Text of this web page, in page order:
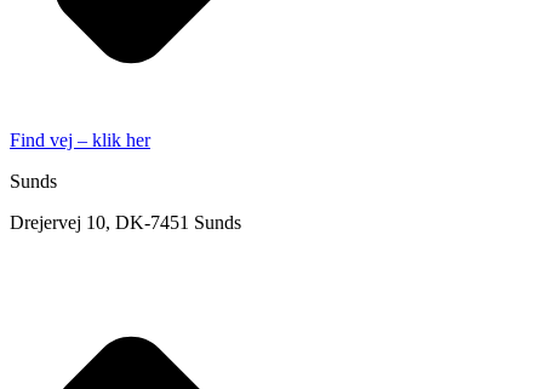
Find vej – klik her
Sunds
Drejervej 10, DK-7451 Sunds